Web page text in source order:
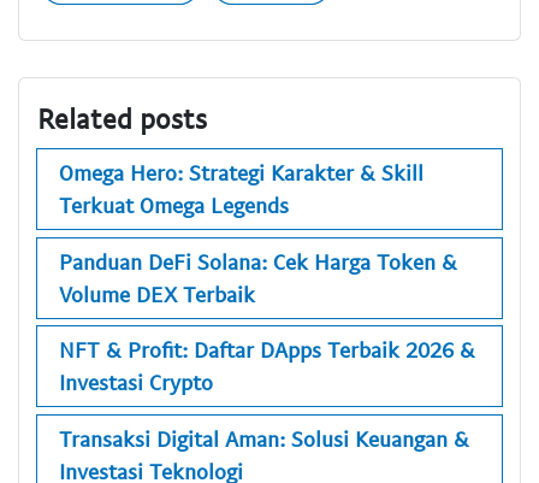
Related posts
Omega Hero: Strategi Karakter & Skill
Terkuat Omega Legends
Panduan DeFi Solana: Cek Harga Token &
Volume DEX Terbaik
NFT & Profit: Daftar DApps Terbaik 2026 &
Investasi Crypto
Transaksi Digital Aman: Solusi Keuangan &
Investasi Teknologi